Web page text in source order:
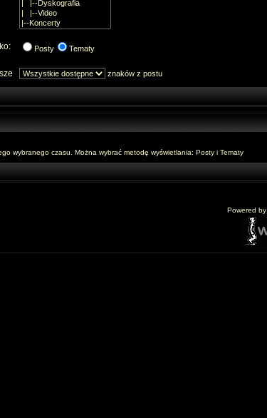
Posty Tematy
znaków z postu
wybranego czasu. Można wybrać metodę wyświetlania: Posty i Tematy
Powered by